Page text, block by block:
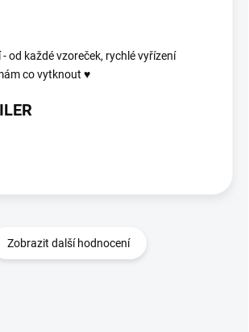
od každé vzoreček, rychlé vyřízení
co vytknout ♥️
Zobrazit další hodnocení